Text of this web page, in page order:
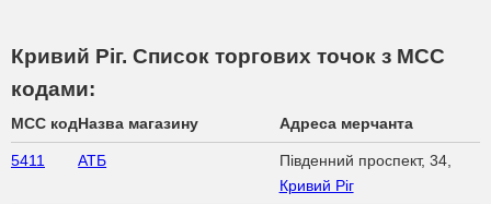
Кривий Ріг. Список торгових точок з МСС
кодами:
MCC кодНазва магазину Адреса мерчанта
5411 АТБ
Південний проспект, 34,
Кривий Ріг